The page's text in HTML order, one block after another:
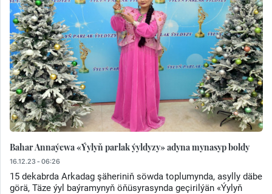
Bahar Annaýewa «Ýylyň parlak ýyldyzy» adyna mynasyp boldy
16.12.23 - 06:26
15 dekabrda Arkadag şäheriniň söwda toplumynda, asylly däbe
görä, Täze ýyl baýramynyň öňüsyrasynda geçirilýän «Ýylyň